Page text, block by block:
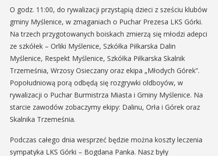
O godz. 11:00, do rywalizacji przystąpią dzieci z sześciu klubów
gminy Myślenice, w zmaganiach o Puchar Prezesa LKS Górki.
Na trzech przygotowanych boiskach zmierzą się młodzi adepci
ze szkółek – Orliki Myślenice, Szkółka Piłkarska Dalin
Myślenice, Respekt Myślenice, Szkółka Piłkarska Skalnik
Trzemeśnia, Wrzosy Osieczany oraz ekipa „Młodych Górek”.
Popołudniową porą odbędą się rozgrywki oldboyów, w
rywalizacji o Puchar Burmistrza Miasta i Gminy Myślenice. Na
starcie zawodów zobaczymy ekipy: Dalinu, Orła i Górek oraz
Skalnika Trzemeśnia.
Podczas całego dnia wesprzeć będzie można koszty leczenia
sympatyka LKS Górki – Bogdana Panka. Nasz były